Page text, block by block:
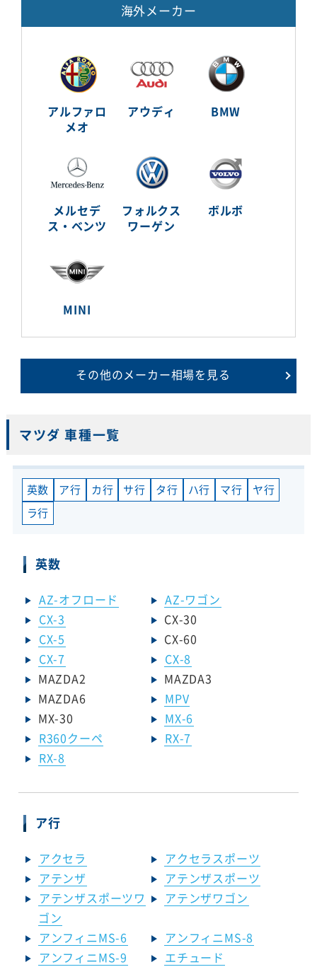
海外メーカー
アルファロ
メオ
アウディ BMW
メルセデ
ス・ベンツ
フォルクス
ワーゲン
ボルボ
MINI
その他のメーカー相場を見る
マツダ 車種一覧
英数 ア行 カ行 サ行 タ行 ハ行 マ行
ヤ行
ラ行
英数
AZ-オフロード
AZ-ワゴン
CX-3
CX-30
CX-5
CX-60
CX-7
CX-8
MAZDA2
MAZDA3
MAZDA6
MPV
MX-30
MX-6
R360クーペ
RX-7
RX-8
ア行
アクセラ
アクセラスポーツ
アテンザ
アテンザスポーツ
アテンザスポーツワ
ゴン
アテンザワゴン
アンフィニMS-6
アンフィニMS-8
アンフィニMS-9
エチュード